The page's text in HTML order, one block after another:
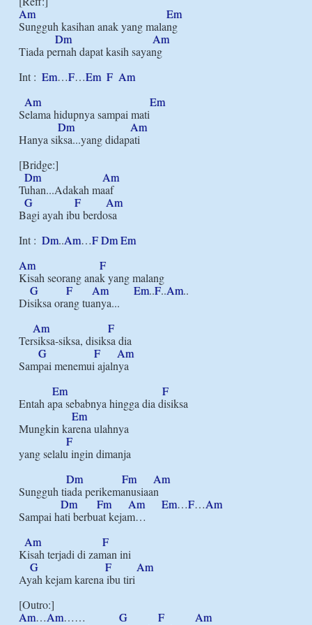
Am
Em
Sungguh kasihan anak yang malang
Dm
Am
Tiada pernah dapat kasih sayang
Int : Em…F…Em F Am
Am
Em
Selama hidupnya sampai mati
Dm
Am
Hanya siksa...yang didapati
[Bridge:]
Dm
Am
Tuhan...Adakah maaf
G
F
Am
Bagi ayah ibu berdosa
Int : Dm..Am…FDmEm
Am
F
Kisah seorang anak yang malang
G
F Am Em..F..Am..
Disiksa orang tuanya...
Am
F
Tersiksa-siksa, disiksa dia
G
F
Am
Sampai menemui ajalnya
Em
F
Entah apa sebabnya hingga dia disiksa
Em
Mungkin karena ulahnya
F
yang selalu ingin dimanja
Dm
Fm
Am
Sungguh tiada perikemanusiaan
Dm
Fm Am Em…F…Am
Sampai hati berbuat kejam…
Am
F
Kisah terjadi di zaman ini
G
F
Am
Ayah kejam karena ibu tiri
Am…Am…… G F
Am